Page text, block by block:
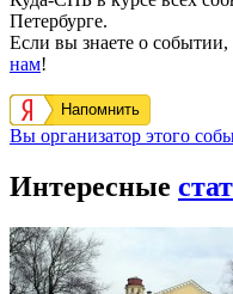
Петербурге.
Если вы знаете о событии,
нам!
Напомнить
Вы организатор этого
Интересные